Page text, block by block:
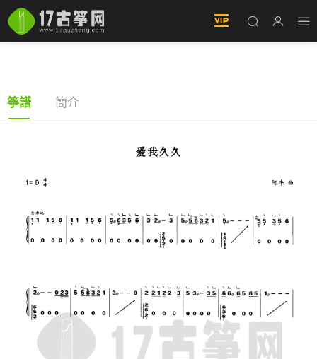
筝譜 簡介